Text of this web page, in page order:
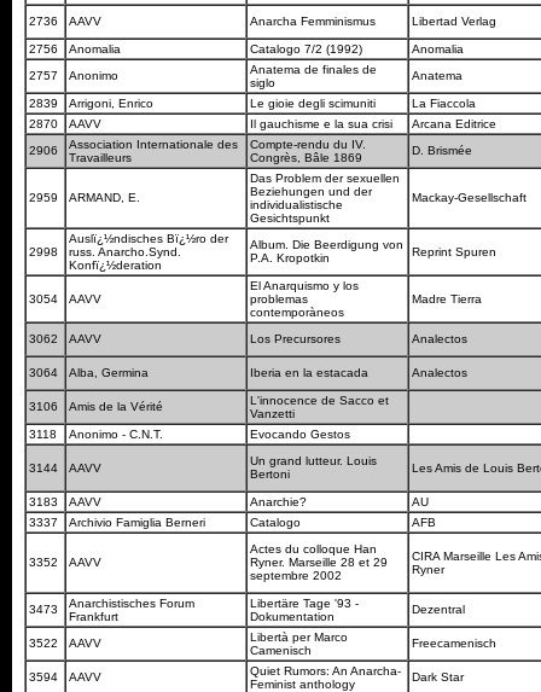
2736
AAVV Anarcha Femminismus Libertad Verlag
2756 Anomalia Catalogo 7/2 (1992)
Anomalia
2757
Anonimo
Anatema de finales de
siglo
Anatema
2839 Arrigoni, Enrico Le gioie degli scimuniti
La Fiaccola
2870
AAVV Il gauchisme e la sua crisi
Arcana Editrice
2906
Association Internationale des
Travailleurs
Compte-rendu du IV.
Congrès, Bâle 1869
D. Brismée
2959 ARMAND, E.
Das Problem der sexuellen
Beziehungen und der
individualistische
Gesichtspunkt
Mackay-Gesellschaft
2998
Auslï¿½ndisches Bï¿½ro der
russ. Anarcho.Synd.
Konfï¿½deration
Album. Die Beerdigung von
P.A. Kropotkin
Reprint Spuren
3054 AAVV
El Anarquismo y los
problemas
contemporàneos
Madre Tierra
3062 AAVV Los Precursores Analectos
3064 Alba, Germina Iberia en la estacada Analectos
3106 Amis de la Vérité
L'innocence de Sacco et
Vanzetti
3118
Anonimo - C.N.T. Evocando Gestos
3144 AAVV
Un grand lutteur. Louis
Bertoni
Les Amis de Louis
3183 AAVV Anarchie?
AU
3337
Archivio Famiglia Berneri Catalogo AFB
3352 AAVV
Actes du colloque Han
Ryner. Marseille 28 et 29
septembre 2002
CIRA Marseille Les
Ryner
3473
Anarchistisches Forum
Frankfurt
Libertäre Tage '93 -
Dokumentation
Dezentral
3522 AAVV
Libertà per Marco
Camenisch
Freecamenisch
3594 AAVV
Quiet Rumors: An Anarcha-
Feminist anthology
Dark Star